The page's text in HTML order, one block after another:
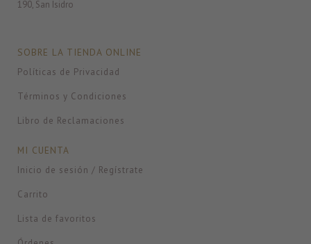
190, San Isidro
SOBRE LA TIENDA ONLINE
Políticas de Privacidad
Términos y Condiciones
Libro de Reclamaciones
MI CUENTA
Inicio de sesión / Regístrate
Carrito
Lista de favoritos